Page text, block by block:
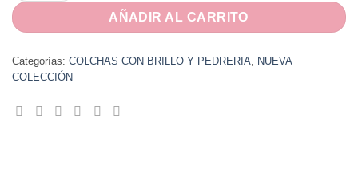
AÑADIR AL CARRITO
Categorías: COLCHAS CON BRILLO Y PEDRERIA, NUEVA
COLECCIÓN